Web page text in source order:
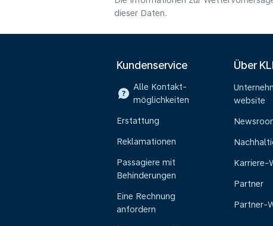
dieser Daten.
Kundenservice
Alle Kontakt-
möglichkeiten
Erstattung
Reklamationen
Passagiere mit
Behinderungen
Eine Rechnung
anfordern
Über
website
Karriere-
Partner
Partner-